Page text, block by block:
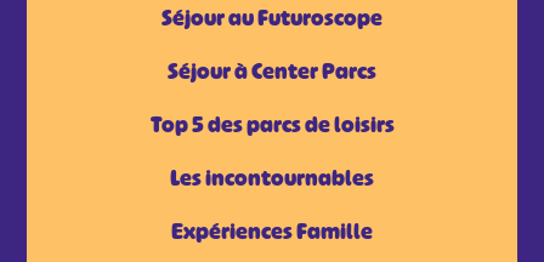
Séjour au Futuroscope
Séjour à Center Parcs
Top 5 des parcs de loisirs
Les incontournables
Expériences Famille